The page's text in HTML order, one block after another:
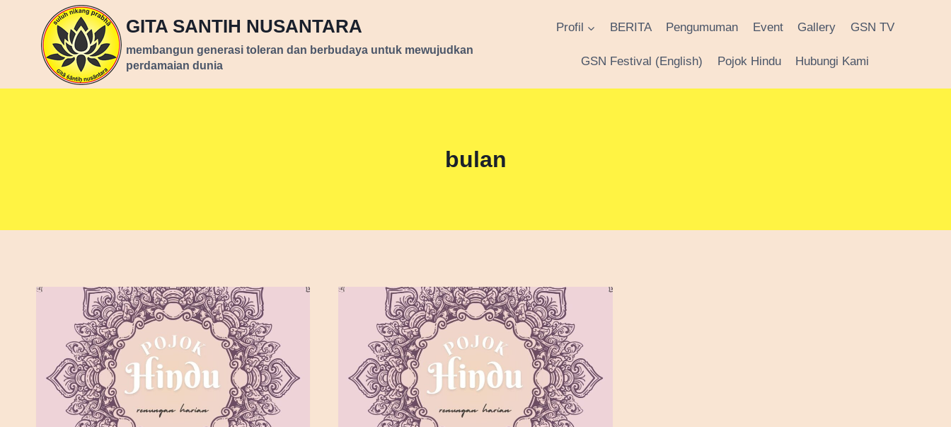
GITA SANTIH NUSANTARA
membangun generasi toleran dan berbudaya untuk mewujudkan
perdamaian dunia
Profil BERITA Pengumuman Event Gallery GSN TV
GSN Festival (English) Pojok Hindu Hubungi Kami
bulan